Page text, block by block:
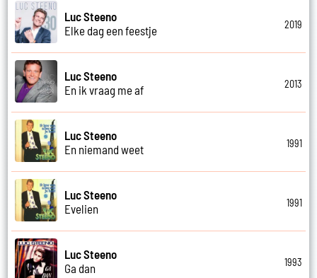
Luc Steeno
Elke dag een feestje
2019
Luc Steeno
En ik vraag me af
2013
Luc Steeno
En niemand weet
1991
Luc Steeno
Evelien
1991
Luc Steeno
Ga dan
1993